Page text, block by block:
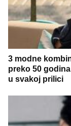
3 modne
preko 50
u svakoj prilici